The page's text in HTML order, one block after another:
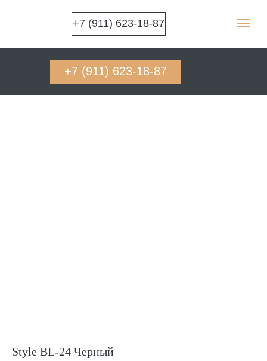
+7 (911) 623-18-87
+7 (911) 623-18-87
Style BL-24 Черный